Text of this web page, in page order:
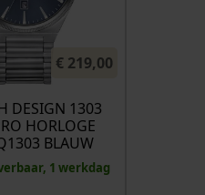
€ 219,00
DESIGN 1303
HORLOGE
BLAUW
1 werkdag